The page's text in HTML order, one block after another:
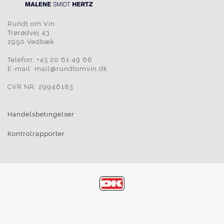
Rundt om Vin
Trørødvej 43
2950 Vedbæk
Telefon: +45 20 61 49 66
E-mail: mail@rundtomvin.dk
CVR NR. 29946183
Handelsbetingelser
Kontrolrapporter